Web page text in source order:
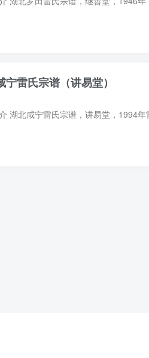
宁雷氏宗谱（讲易堂）